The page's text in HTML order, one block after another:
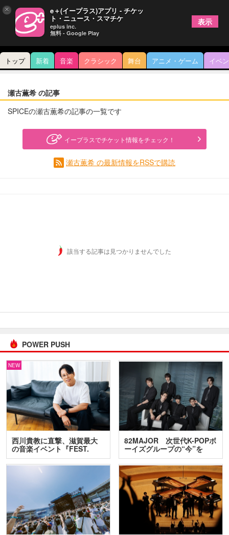
トップ 新着 音楽 クラシック 舞台 アニメ・ゲーム イベ
瀬古薫希 の記事
SPICEの瀬古薫希の記事の一覧です
イープラスでチケット情報をチェック！
瀬古薫希 の最新情報をRSSで購読
該当する記事は見つかりませんでした
POWER PUSH
NEW
西川貴教に直撃、滋賀最大
の音楽イベント『FEST.
INA…
82MAJOR 次世代K-POPボ
ーイズグループの“今”を
訊…
× e＋(イープラス)アプリ - チケッ
ト・ニュース・スマチケ
eplus inc.
無料 - Google Play
表示